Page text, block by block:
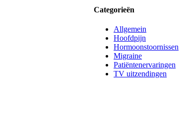
Categorieën
Allgemein
Hoofdpijn
Hormoonstoornissen
Migraine
Patiëntenervaringen
TV uitzendingen